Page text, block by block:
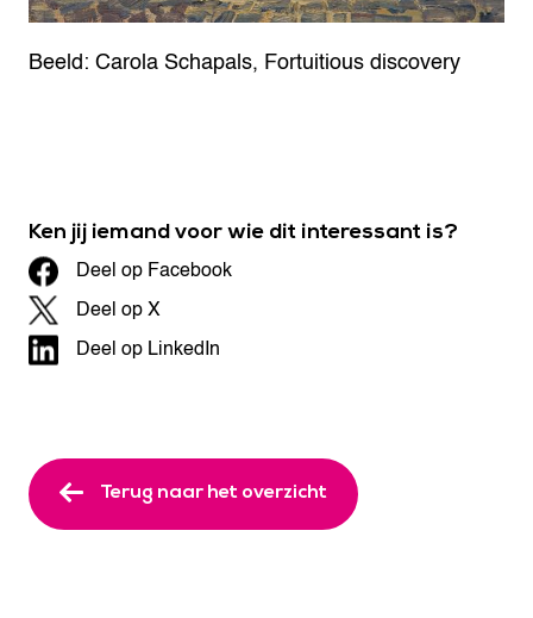
Beeld: Carola Schapals, Fortuitious discovery
Ken jij iemand voor wie dit interessant is?
Deel op Facebook
Deel op X
Deel op LinkedIn
Terug naar het overzicht